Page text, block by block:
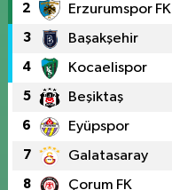
2 Erzurumspor FK
3 Başakşehir
4 Kocaelispor
5 Beşiktaş
6 Eyüpspor
7 Galatasaray
8 Çorum FK